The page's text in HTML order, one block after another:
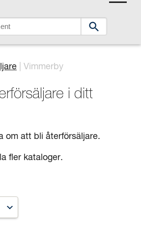
Vimmerby
i ditt
om att bli återförsäljare.
fler kataloger.